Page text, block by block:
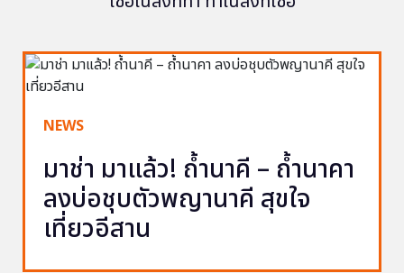
NEWS
มาช่า มาแล้ว! ถ้ำนาคี – ถ้ำนาคา
ลงบ่อชุบตัวพญานาคี สุขใจ
เที่ยวอีสาน